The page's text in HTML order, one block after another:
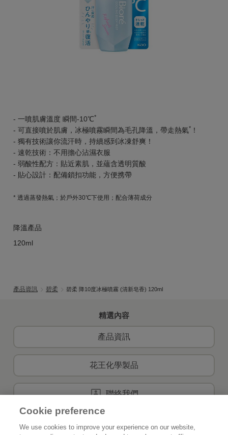
- 一噴肌膚溫度 瞬間-10℃*
- 可直接噴於肌膚，冰極噴霧瞬間為毛孔降溫，帶走熱氣* ！
- 獨有技術讓你流汗時，持續感到冰凍舒爽！
- 速乾技術：不用擔心沾濕衣服
- 弱酸性配方：貼近素肌，並蘊含透明質酸
- 貼心設計：配備鎖扣功能，方便携帶
* 透過蒸發熱氣；於戶外30℃下使用；配合薄荷成分
降溫產品
120ml
產品資訊 碧柔 碧柔 降10度冰極噴霧 (清新皂香) 120ml
精選內容
產品資訊
花王化學製品
聯絡我們
Cookie preference
We use cookies to improve your experience on our website,